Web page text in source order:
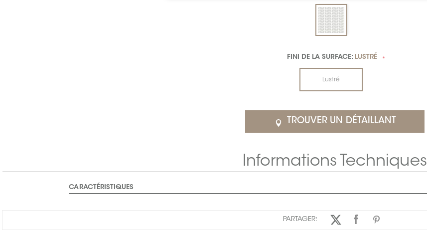
FINI DE LA SURFACE: LUSTRÉ *
Lustré
TROUVER UN DÉTAILLANT
Informations Techniques
CARACTÉRISTIQUES
PARTAGER: